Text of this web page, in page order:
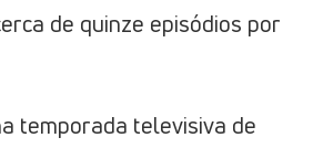
de quinze episódios por
temporada televisiva de